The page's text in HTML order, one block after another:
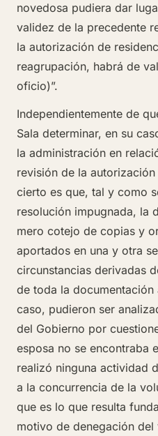
novedosa pudiera dar
validez de la precedente
la autorización de
reagrupación, habrá de
oficio)”.
Independientemente de
Sala determinar, en su
la administración en
revisión de la
cierto es que, tal y como
resolución impugnada, la
mero cotejo de copias y
aportados en una y otra
circunstancias derivadas
de toda la
caso, pudieron ser
del Gobierno por
esposa no se encontraba
realizó ninguna actividad
a la concurrencia de la
que es lo que resulta
motivo de denegación